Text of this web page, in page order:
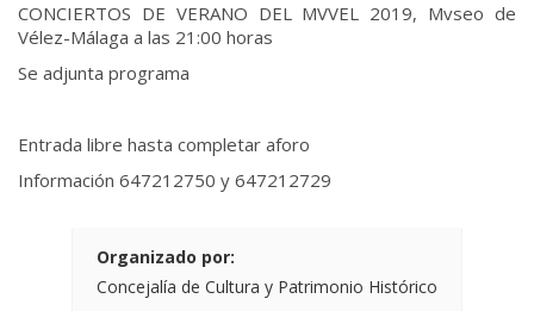
CONCIERTOS DE VERANO DEL MVVEL 2019, Mvseo de
Vélez-Málaga a las 21:00 horas
Se adjunta programa
Entrada libre hasta completar aforo
Información 647212750 y 647212729
Organizado por:
Concejalía de Cultura y Patrimonio Histórico